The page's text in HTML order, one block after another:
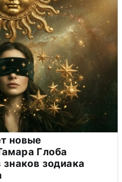
новые
Глоба
зодиака